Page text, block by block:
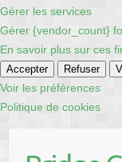
Gérer les services
Gérer {vendor_count}
En savoir plus sur ces
Accepter Refuser
Voir les préférences
Politique de cookies